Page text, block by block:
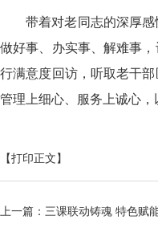
带着对老同志的深厚
做好事、办实事、解难事
行满意度回访，听取老干
管理上细心、服务上诚心
【打印正文】
上一篇： 三课联动铸魂 特色赋